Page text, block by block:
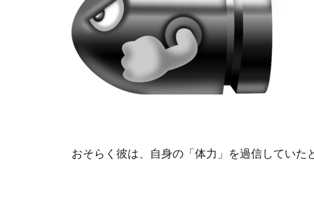
おそらく彼は、自身の「体力」を過信していた